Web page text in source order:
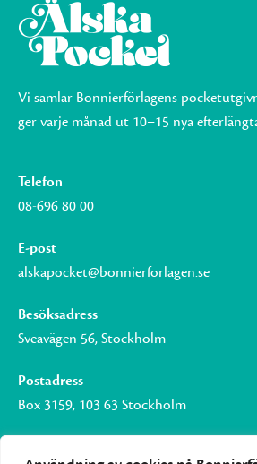
Vi samlar Bonnierförlagens
ger varje månad ut 10–15 nya
Telefon
08-696 80 00
E-post
alskapocket@bonnierforlagen.se
Besöksadress
Sveavägen 56, Stockholm
Postadress
Box 3159, 103 63 Stockholm